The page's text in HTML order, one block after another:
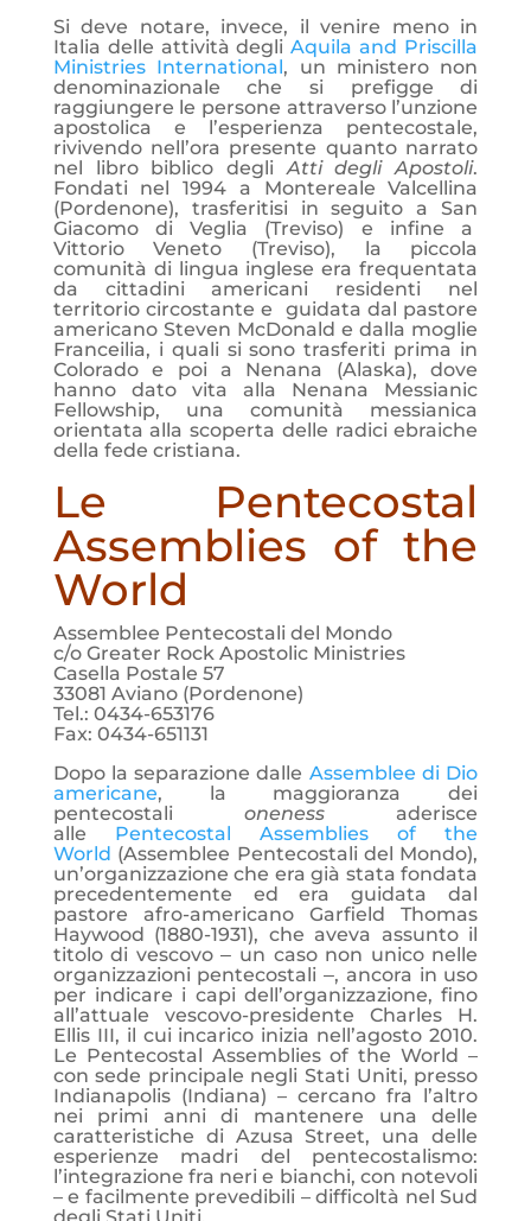
Si deve notare, invece, il venire meno in
Italia delle attività degliAquila and Priscilla
Ministries International, un ministero non
denominazionale che si prefigge di
raggiungere le persone attraverso l’unzione
apostolica e l’esperienza pentecostale,
rivivendo nell’ora presente quanto narrato
nel libro biblico degliAtti degli Apostoli.
Fondati nel 1994 a Montereale Valcellina
(Pordenone), trasferitisi in seguito a San
Giacomo di Veglia (Treviso) e infine a
Vittorio Veneto (Treviso), la piccola
comunità di lingua inglese era frequentata
da cittadini americani residenti nel
territorio circostante e guidata dal pastore
americano Steven McDonald e dalla moglie
Franceilia, i quali si sono trasferiti prima in
Colorado e poi a Nenana (Alaska), dove
hanno dato vita alla Nenana Messianic
Fellowship, una comunità messianica
orientata alla scoperta delle radici ebraiche
della fede cristiana.
Le Pentecostal
Assemblies of the
World
Assemblee Pentecostali del Mondo
c/o Greater Rock Apostolic Ministries
Casella Postale 57
33081 Aviano (Pordenone)
Tel.: 0434-653176
Fax: 0434-651131
Dopo la separazione dalle Assemblee di Dio
americane, la maggioranza dei
pentecostali oneness aderisce
alle Pentecostal Assemblies of the
World (Assemblee Pentecostali del Mondo),
un’organizzazione che era già stata fondata
precedentemente ed era guidata dal
pastore afro-americano Garfield Thomas
Haywood (1880-1931), che aveva assunto il
titolo di vescovo ‒ un caso non unico nelle
organizzazioni pentecostali ‒, ancora in uso
per indicare i capi dell’organizzazione, fino
all’attuale vescovo-presidente Charles H.
Ellis III, il cui incarico inizia nell’agosto 2010.
Le Pentecostal Assemblies of the World –
con sede principale negli Stati Uniti, presso
Indianapolis (Indiana) – cercano fra l’altro
nei primi anni di mantenere una delle
caratteristiche di Azusa Street, una delle
esperienze madri del pentecostalismo:
l’integrazione fra neri e bianchi, con notevoli
– e facilmente prevedibili – difficoltà nel Sud